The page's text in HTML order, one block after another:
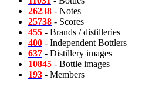
26238 - Notes
25738 - Scores
455 - Brands / distilleries
400 - Independent Bottlers
637 - Distillery images
10845 - Bottle images
193 - Members